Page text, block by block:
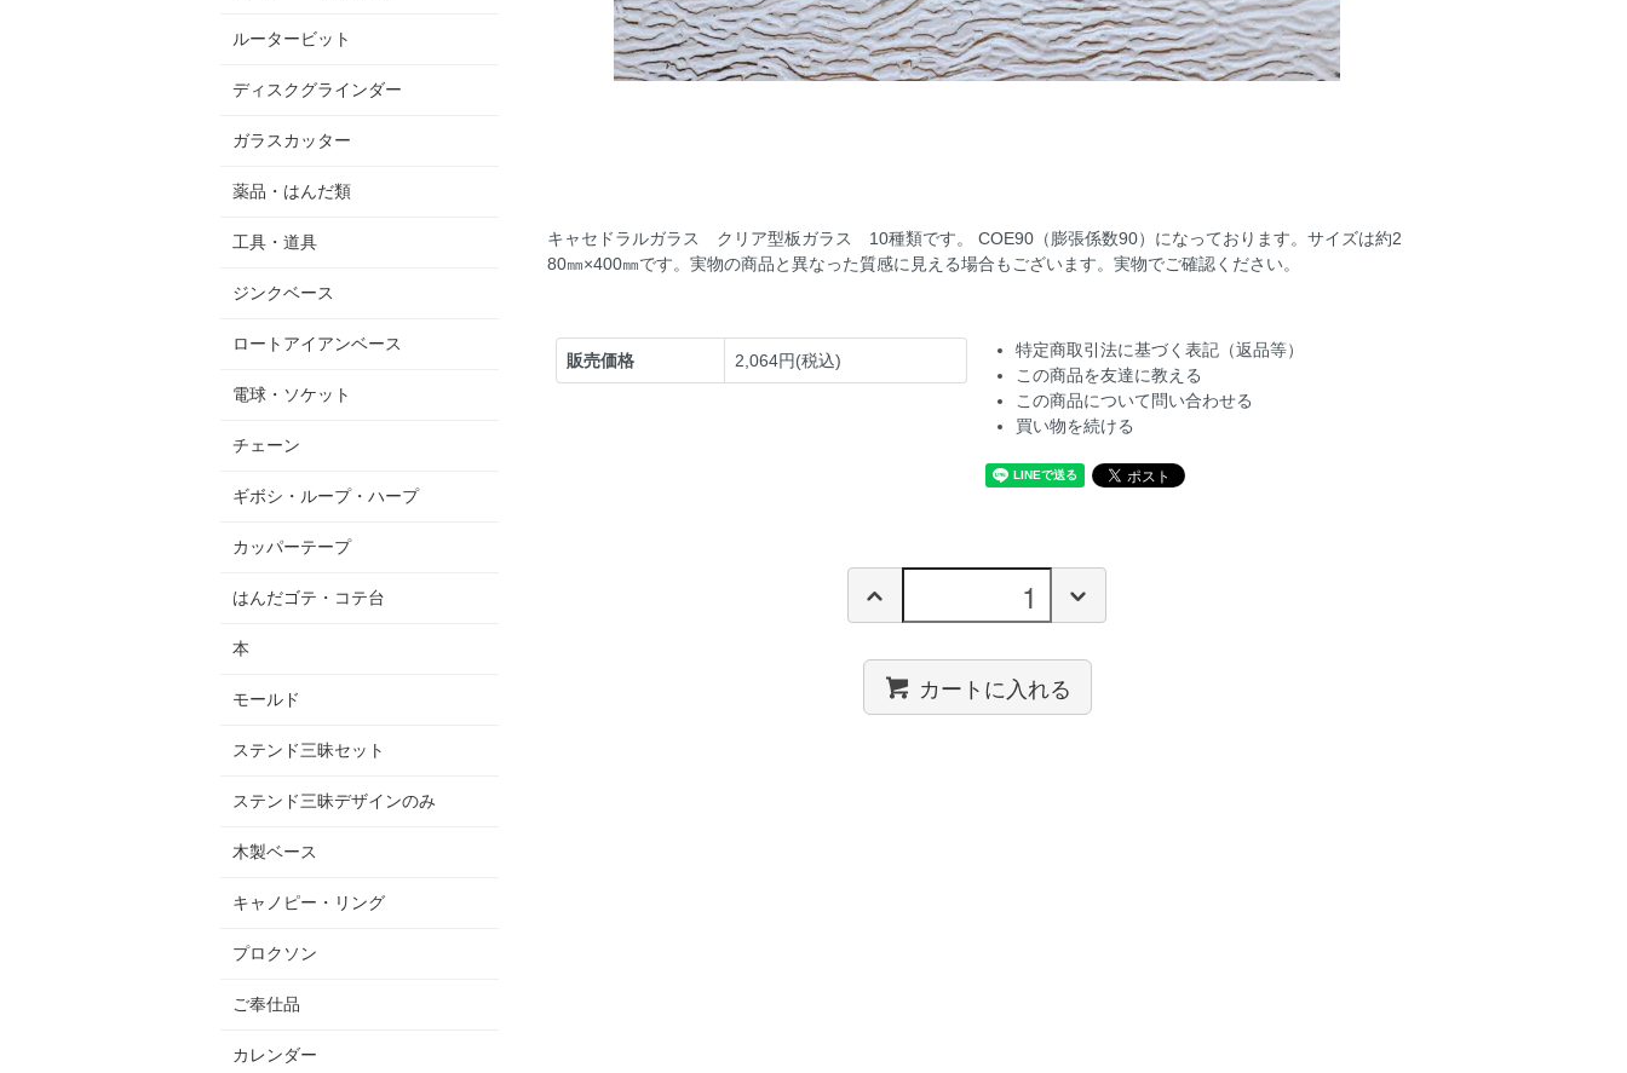
キャセドラルガラス クリア型板ガラス 10種類です。 COE90（膨張係数90）になっております。サイズは約2
80㎜×400㎜です。実物の商品と異なった質感に見える場合もございます。実物でご確認ください。
販売価格 2,064円(税込)
特定商取引法に基づく表記（返品等）
この商品を友達に教える
この商品について問い合わせる
買い物を続ける
カートに入れる
ルータービット
ディスクグラインダー
ガラスカッター
薬品・はんだ類
工具・道具
ジンクベース
ロートアイアンベース
電球・ソケット
チェーン
ギボシ・ループ・ハープ
カッパーテープ
はんだゴテ・コテ台
本
モールド
ステンド三昧セット
ステンド三昧デザインのみ
木製ベース
キャノピー・リング
プロクソン
ご奉仕品
カレンダー